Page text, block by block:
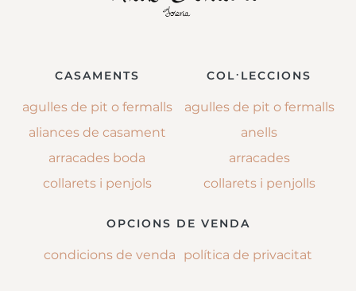
CASAMENTS
agulles de pit o fermalls
aliances de casament
arracades boda
collarets i penjols
COL·LECCIONS
agulles de pit o fermalls
anells
arracades
collarets i penjolls
OPCIONS DE VENDA
condicions de venda política de privacitat